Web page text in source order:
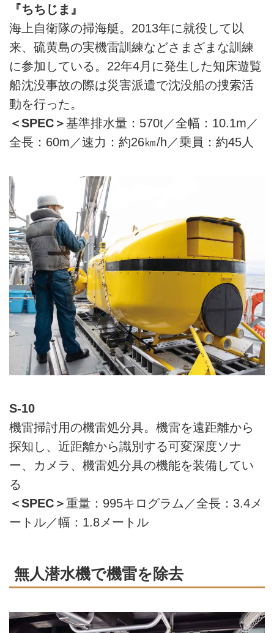
『ちちじま』
海上自衛隊の掃海艇。2013年に就役して以
来、硫黄島の実機雷訓練などさまざまな訓練
に参加している。22年4月に発生した知床遊覧
船沈没事故の際は災害派遣で沈没船の捜索活
動を行った。
＜SPEC＞基準排水量：570t／全幅：10.1m／
全長：60m／速力：約26㎞/h／乗員：約45人
S-10
機雷掃討用の機雷処分具。機雷を遠距離から
探知し、近距離から識別する可変深度ソナ
ー、カメラ、機雷処分具の機能を装備してい
る
＜SPEC＞重量：995キログラム／全長：3.4メ
ートル／幅：1.8メートル
無人潜水機で機雷を除去